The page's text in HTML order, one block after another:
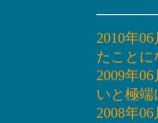
2010年
たことに
2009年
いと極端
2008年